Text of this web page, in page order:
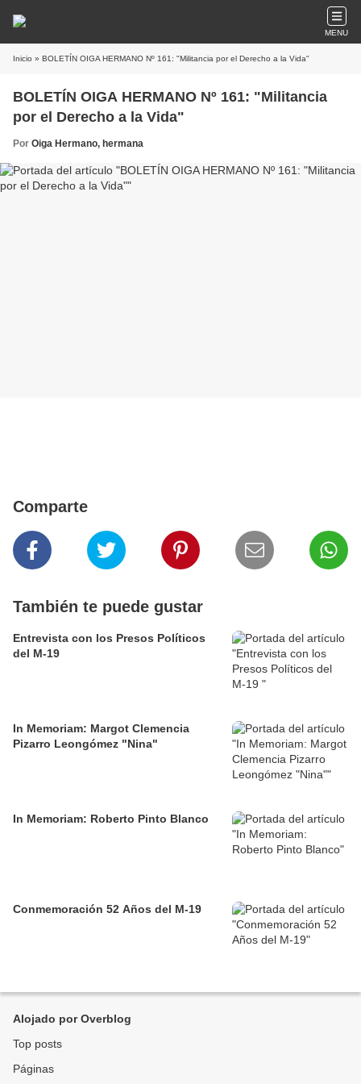
MENU
Inicio » BOLETÍN OIGA HERMANO Nº 161: "Militancia por el Derecho a la Vida"
BOLETÍN OIGA HERMANO Nº 161: "Militancia
por el Derecho a la Vida"
Por Oiga Hermano, hermana
Comparte
También te puede gustar
Entrevista con los Presos Políticos
del M-19
In Memoriam: Margot Clemencia
Pizarro Leongómez "Nina"
In Memoriam: Roberto Pinto Blanco
Conmemoración 52 Años del M-19
Alojado por Overblog
Top posts
Páginas